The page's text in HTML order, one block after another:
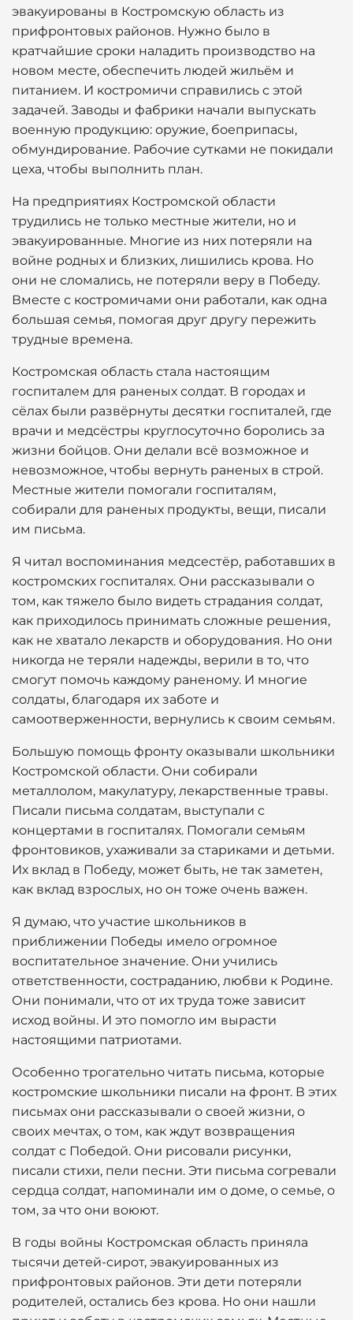
эвакуированы в Костромскую область из
прифронтовых районов. Нужно было в
кратчайшие сроки наладить производство на
новом месте, обеспечить людей жильём и
питанием. И костромичи справились с этой
задачей. Заводы и фабрики начали выпускать
военную продукцию: оружие, боеприпасы,
обмундирование. Рабочие сутками не покидали
цеха, чтобы выполнить план.
На предприятиях Костромской области
трудились не только местные жители, но и
эвакуированные. Многие из них потеряли на
войне родных и близких, лишились крова. Но
они не сломались, не потеряли веру в Победу.
Вместе с костромичами они работали, как одна
большая семья, помогая друг другу пережить
трудные времена.
Костромская область стала настоящим
госпиталем для раненых солдат. В городах и
сёлах были развёрнуты десятки госпиталей, где
врачи и медсёстры круглосуточно боролись за
жизни бойцов. Они делали всё возможное и
невозможное, чтобы вернуть раненых в строй.
Местные жители помогали госпиталям,
собирали для раненых продукты, вещи, писали
им письма.
Я читал воспоминания медсестёр, работавших в
костромских госпиталях. Они рассказывали о
том, как тяжело было видеть страдания солдат,
как приходилось принимать сложные решения,
как не хватало лекарств и оборудования. Но они
никогда не теряли надежды, верили в то, что
смогут помочь каждому раненому. И многие
солдаты, благодаря их заботе и
самоотверженности, вернулись к своим семьям.
Большую помощь фронту оказывали школьники
Костромской области. Они собирали
металлолом, макулатуру, лекарственные травы.
Писали письма солдатам, выступали с
концертами в госпиталях. Помогали семьям
фронтовиков, ухаживали за стариками и детьми.
Их вклад в Победу, может быть, не так заметен,
как вклад взрослых, но он тоже очень важен.
Я думаю, что участие школьников в
приближении Победы имело огромное
воспитательное значение. Они учились
ответственности, состраданию, любви к Родине.
Они понимали, что от их труда тоже зависит
исход войны. И это помогло им вырасти
настоящими патриотами.
Особенно трогательно читать письма, которые
костромские школьники писали на фронт. В этих
письмах они рассказывали о своей жизни, о
своих мечтах, о том, как ждут возвращения
солдат с Победой. Они рисовали рисунки,
писали стихи, пели песни. Эти письма согревали
сердца солдат, напоминали им о доме, о семье, о
том, за что они воюют.
В годы войны Костромская область приняла
тысячи детей-сирот, эвакуированных из
прифронтовых районов. Эти дети потеряли
родителей, остались без крова. Но они нашли